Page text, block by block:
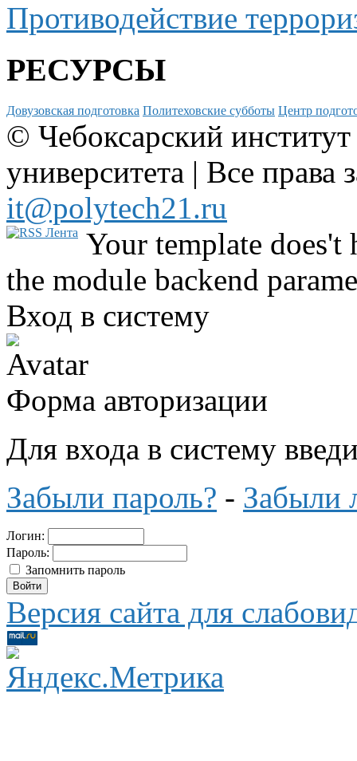
Противодействие
РЕСУРСЫ
Довузовская подготовка Политеховские субботы Центр
© Чебоксарский
университета | Все
it@polytech21.ru
Your template
the module backend
Вход в систему
Форма авторизации
Для входа в систему
Забыли пароль? - Забыли
Логин:
Пароль:
Запомнить пароль
Версия сайта для